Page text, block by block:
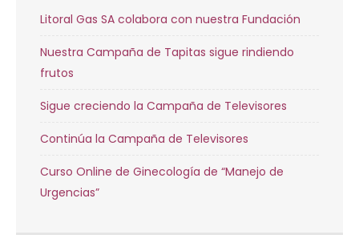
Litoral Gas SA colabora con nuestra Fundación
Nuestra Campaña de Tapitas sigue rindiendo
frutos
Sigue creciendo la Campaña de Televisores
Continúa la Campaña de Televisores
Curso Online de Ginecología de “Manejo de
Urgencias”